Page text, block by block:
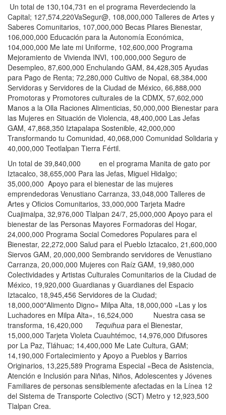
Un total de 130,104,731 en el programa Reverdeciendo la
Capital; 127,574,220VaSegur@, 108,000,000 Talleres de Artes y
Saberes Comunitarios, 107,000,000 Becas Pilares Bienestar,
106,000,000 Educación para la Autonomía Económica,
104,000,000 Me late mi Uniforme, 102,600,000 Programa
Mejoramiento de Vivienda INVI, 100,000,000 Seguro de
Desempleo, 87,600,000 Enchulando GAM, 84,428,305 Ayudas
para Pago de Renta; 72,280,000 Cultivo de Nopal, 68,384,000
Servidoras y Servidores de la Ciudad de México, 66,888,000
Promotoras y Promotores culturales de la CDMX, 57,602,000
Manos a la Olla Raciones Alimenticias, 50,000,000 Bienestar para
las Mujeres en Situación de Violencia, 48,400,000 Las Jefas
GAM, 47,868,350 Iztapalapa Sostenible, 42,000,000
Transformando tu Comunidad, 40,068,000 Comunidad Solidaria y
40,000,000 Teotlalpan Tierra Fértil.
Un total de 39,840,000 en el programa Manita de gato por
Iztacalco, 38,655,000 Para las Jefas, Miguel Hidalgo;
35,000,000 Apoyo para el bienestar de las mujeres
emprendedoras Venustiano Carranza, 33,048,000 Talleres de
Artes y Oficios Comunitarios, 33,000,000 Tarjeta Madre
Cuajimalpa, 32,976,000 Tlalpan 24/7, 25,000,000 Apoyo para el
bienestar de las Personas Mayores Formadoras del Hogar,
24,000,000 Programa Social Comedores Populares para el
Bienestar, 22,272,000 Salud para el Pueblo Iztacalco, 21,600,000
Siervos GAM, 20,000,000 Sembrando servidores de Venustiano
Carranza, 20,000,000 Mujeres con Raíz GAM, 19,980,000
Colectividades y Artistas Culturales Comunitarios de la Ciudad de
México, 19,920,000 Guardianas y Guardianes del Espacio
Iztacalco, 18,945,456 Servidores de la Ciudad;
18,000,000″Alimento Digno» Milpa Alta, 18,000,000 «Las y los
Luchadores en Milpa Alta», 16,524,000 Nuestra casa se
transforma, 16,420,000 Tequihua para el Bienestar,
15,000,000 Tarjeta Violeta Cuauhtémoc, 14,976,000 Difusores
por La Paz, Tláhuac; 14,400,000 Me Late Cultura, GAM;
14,190,000 Fortalecimiento y Apoyo a Pueblos y Barrios
Originarios, 13,225,589 Programa Especial «Beca de Asistencia,
Atención e Inclusión para Niñas, Niños, Adolescentes y Jóvenes
Familiares de personas sensiblemente afectadas en la Línea 12
del Sistema de Transporte Colectivo (SCT) Metro y 12,923,500
Tlalpan Crea.